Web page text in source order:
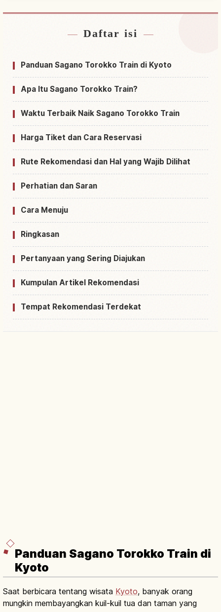
Cari penginapan dekat Sagano Romantic Train,
Daftar isi
Panduan Sagano Torokko Train di Kyoto
Apa Itu Sagano Torokko Train?
Waktu Terbaik Naik Sagano Torokko Train
Harga Tiket dan Cara Reservasi
Rute Rekomendasi dan Hal yang Wajib Dilihat
Perhatian dan Saran
Cara Menuju
Ringkasan
Pertanyaan yang Sering Diajukan
Kumpulan Artikel Rekomendasi
Tempat Rekomendasi Terdekat
Panduan Sagano Torokko Train di
Kyoto
Saat berbicara tentang wisata Kyoto, banyak orang
mungkin membayangkan kuil-kuil tua dan taman yang